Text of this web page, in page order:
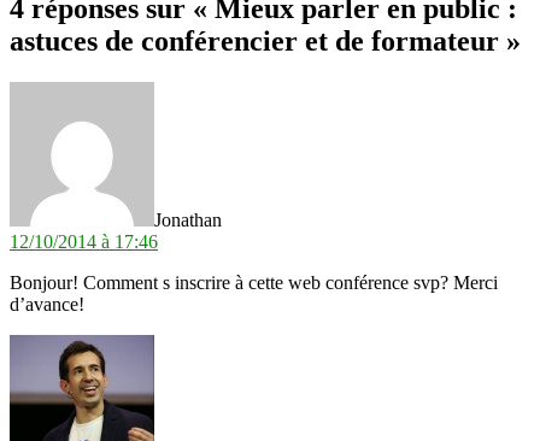
4 réponses sur « Mieux parler en public :
astuces de conférencier et de formateur »
Jonathan
12/10/2014 à 17:46
Bonjour! Comment s inscrire à cette web conférence svp? Merci
d’avance!